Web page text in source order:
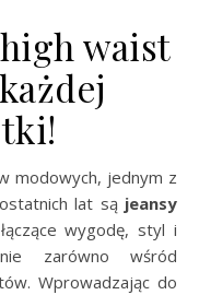
waist
lat są jeansy
wygodę, styl i
zarówno wśród
Wprowadzając do